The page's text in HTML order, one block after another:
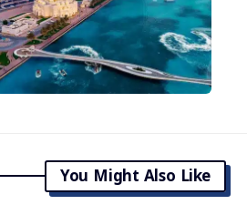
You Might Also Like